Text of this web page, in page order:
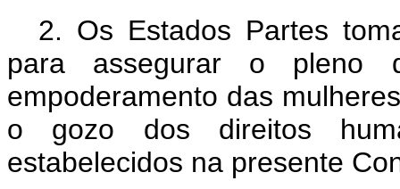
2. Os Estados Partes
para assegurar o pleno
empoderamento das
o gozo dos direitos
estabelecidos na presente